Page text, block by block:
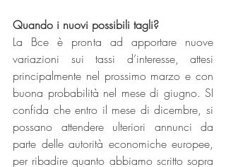
Quando i nuovi possibili tagli?
La Bce è pronta ad apportare nuove
variazioni sui tassi d’interesse, attesi
principalmente nel prossimo marzo e con
buona probabilità nel mese di giugno. SI
confida che entro il mese di dicembre, si
possano attendere ulteriori annunci da
parte delle autorità economiche europee,
per ribadire quanto abbiamo scritto sopra